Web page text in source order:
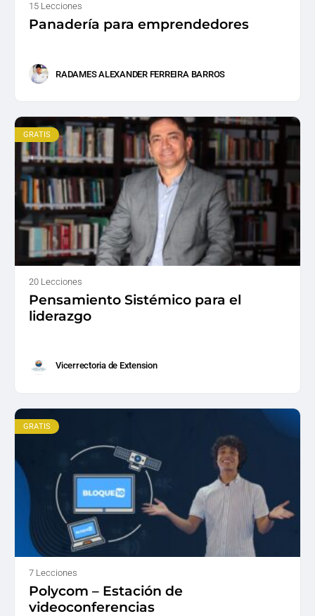
15 Lecciones
Panadería para emprendedores
RADAMES ALEXANDER FERREIRA BARROS
GRATIS
20 Lecciones
Pensamiento Sistémico para el
liderazgo
Vicerrectoria de Extension
GRATIS
7 Lecciones
Polycom – Estación de
videoconferencias